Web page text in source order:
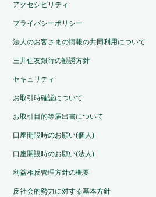
アクセシビリティ
プライバシーポリシー
法人のお客さまの情報の共同利用について
三井住友銀行の勧誘方針
セキュリティ
お取引時確認について
お取引目的等届出書について
口座開設時のお願い(個人)
口座開設時のお願い(法人)
利益相反管理方針の概要
反社会的勢力に対する基本方針